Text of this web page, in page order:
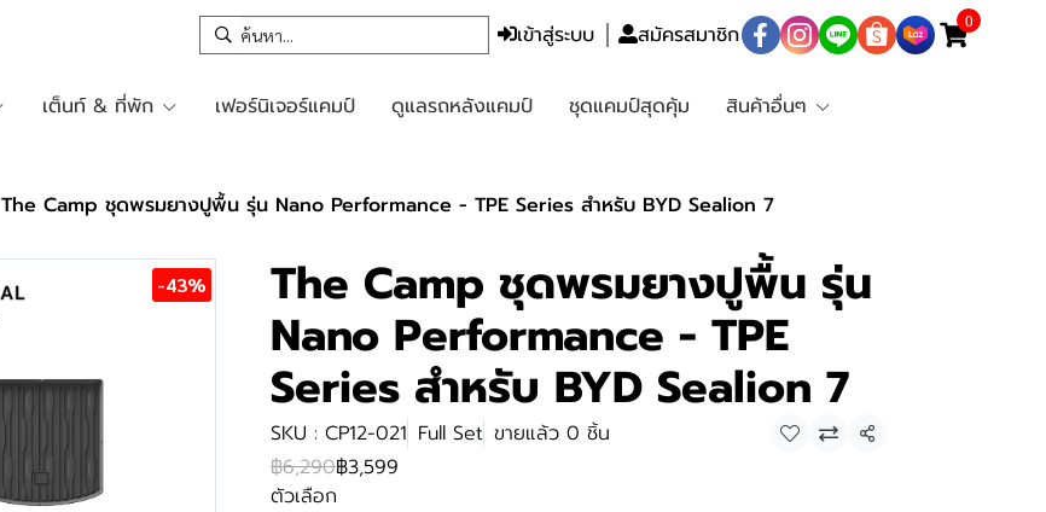
เข้าสู่ระบบ สมัครสมาชิก 0
เต็นท์ & ที่พัก เฟอร์นิเจอร์แคมป์ ดูแลรถหลังแคมป์ ชุดแคมป์สุดคุ้ม สินค้าอื่นๆ
The Camp ชุดพรมยางปูพื้น รุ่น Nano Performance - TPE Series สำหรับ BYD Sealion 7
-43% The Camp ชุดพรมยางปูพื้น รุ่น
Nano Performance - TPE
Series สำหรับ BYD Sealion 7
SKU : CP12-021 Full Set ขายแล้ว 0 ชิ้น แชร์
฿6,290฿3,599
ตัวเลือก